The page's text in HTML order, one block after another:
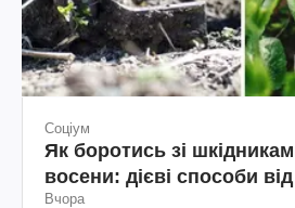
Соціум
Як боротись зі
восени: дієві способи
Вчора